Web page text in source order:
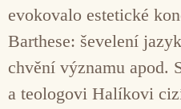
evokovalo estetické
Barthese: ševelení
chvění významu apod.
a teologovi Halíkovi